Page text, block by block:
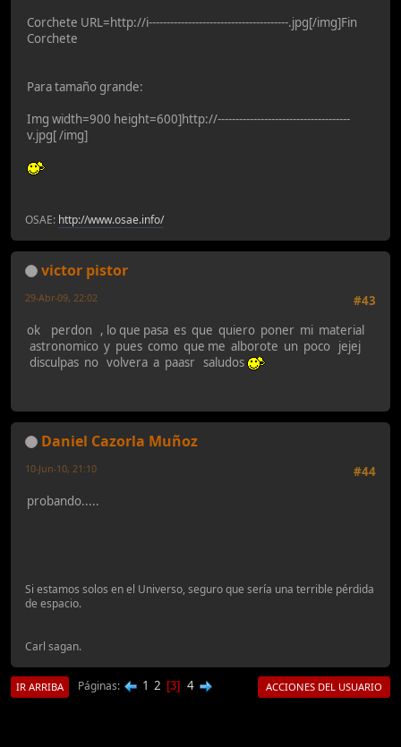
Corchete URL=http://i---------------------------------------.jpg[/img]Fin
Corchete
Para tamaño grande:
Img width=900 height=600]http://-------------------------------------
v.jpg[ /img]
OSAE: http://www.osae.info/
victor pistor
#43
29-Abr-09, 22:02
ok perdon , lo que pasa es que quiero poner mi material
astronomico y pues como que me alborote un poco jejej
disculpas no volvera a paasr saludos
Daniel Cazorla Muñoz
#44
10-Jun-10, 21:10
probando.....
Si estamos solos en el Universo, seguro que sería una terrible pérdida
de espacio.
Carl sagan.
IR ARRIBA Páginas 1 2 3 4 ACCIONES DEL USUARIO